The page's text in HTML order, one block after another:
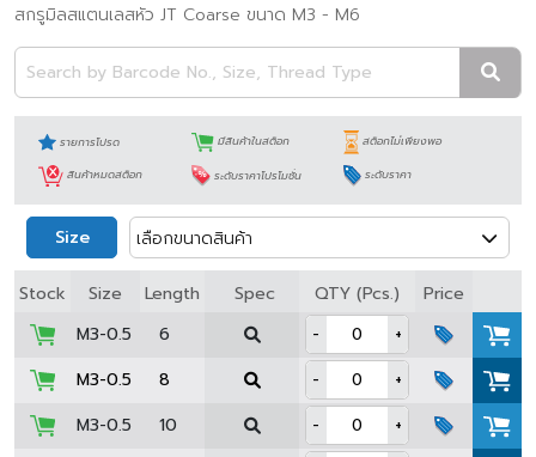
สกรูมิลสแตนเลสหัว JT Coarse ขนาด M3 - M6
รายการโปรด มีสินค้าในสต็อก
สต็อกไม่เพียงพอ
สินค้าหมดสต็อก
ระดับราคาโปรโมชั่น ระดับราคา
Size เลือกขนาดสินค้า
Stock Size Length Spec QTY (Pcs.)
Price
M3-0.5
6 -
+
M3-0.5
8 -
+
M3-0.5
10 -
+